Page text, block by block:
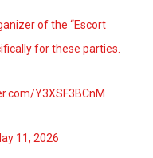
of the “Escort
for these parties.
Y3XSF3BCnM
11, 2026